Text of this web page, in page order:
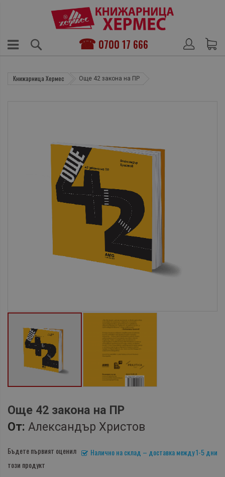
0700 17 666
Книжарница Хермес Още 42 закона на ПР
Още 42 закона на ПР
От: Александър Христов
Налично на склад – доставка между 1-5 дни
Бъдете първият оценил
този продукт